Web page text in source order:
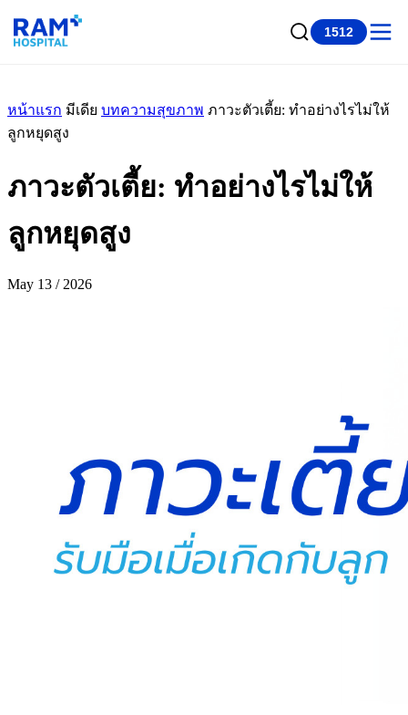
1512
หน้าแรก มีเดีย บทความสุขภาพ ภาวะตัวเตี้ย: ทำอย่างไรไม่ให้
ลูกหยุดสูง
ภาวะตัวเตี้ย: ทำอย่างไรไม่ให้
ลูกหยุดสูง
May 13 / 2026